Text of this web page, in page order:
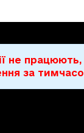
не
за